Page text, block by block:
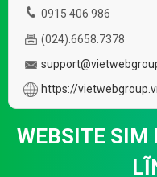
0915 406 986
(024).6658.7378
https://
WEBSITE SIM